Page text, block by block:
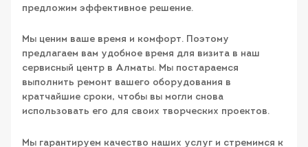
предложим эффективное решение.
Мы ценим ваше время и комфорт. Поэтому
предлагаем вам удобное время для визита в наш
сервисный центр в Алматы. Мы постараемся
выполнить ремонт вашего оборудования в
кратчайшие сроки, чтобы вы могли снова
использовать его для своих творческих проектов.
Мы гарантируем качество наших услуг и стремимся к